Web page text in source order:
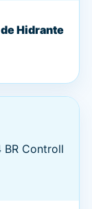
Hidrante